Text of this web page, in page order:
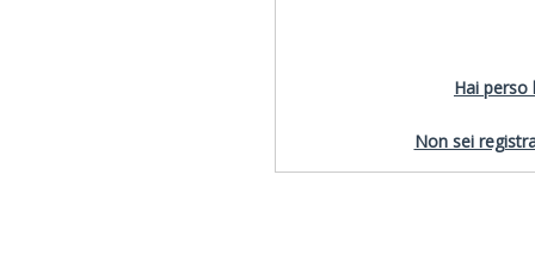
Hai perso
Non sei